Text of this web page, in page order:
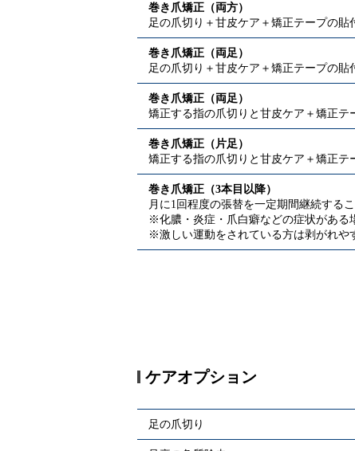
巻き爪矯正（両方）
足の爪切り＋甘皮ケア＋矯正テープの貼
巻き爪矯正（両足）
足の爪切り＋甘皮ケア＋矯正テープの貼
巻き爪矯正（両足）
矯正する指の爪切りと甘皮ケア＋矯正テ
巻き爪矯正（片足）
矯正する指の爪切りと甘皮ケア＋矯正テ
巻き爪矯正（3本目以降）
月に1回程度の張替を一定期間継続する
※化膿・炎症・爪白癖などの症状がある
※激しい運動をされている方は剥がれや
ケアオプション
足の爪切り